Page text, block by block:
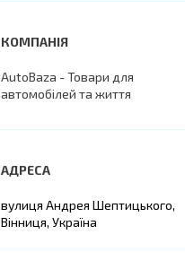
AutoBaza - Товари для
автомобілей та життя
вулиця Андрея Шептицького,
Вінниця, Україна